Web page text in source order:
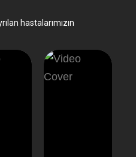
hastalarımızın